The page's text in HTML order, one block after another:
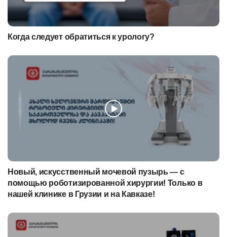
Когда следует обратиться к урологу?
Новый, искусственный мочевой пузырь — с
помощью роботизированной хирургии! Только в
нашей клинике в Грузии и на Кавказе!